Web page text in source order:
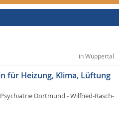
in Wuppertal
für Heizung, Klima, Lüftung
Dortmund - Wilfried-Rasch-